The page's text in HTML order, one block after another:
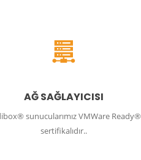
AĞ SAĞLAYICISI
sunucularımız VMWare Ready®
sertifikalıdır..